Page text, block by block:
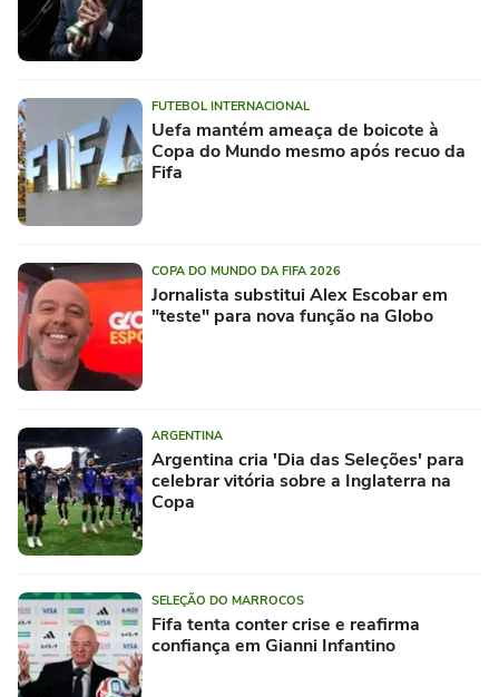
FUTEBOL INTERNACIONAL
Uefa mantém ameaça de boicote à
Copa do Mundo mesmo após recuo da
Fifa
COPA DO MUNDO DA FIFA 2026
Jornalista substitui Alex Escobar em
"teste" para nova função na Globo
ARGENTINA
Argentina cria 'Dia das Seleções' para
celebrar vitória sobre a Inglaterra na
Copa
SELEÇÃO DO MARROCOS
Fifa tenta conter crise e reafirma
confiança em Gianni Infantino